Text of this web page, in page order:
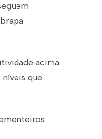
acima
que